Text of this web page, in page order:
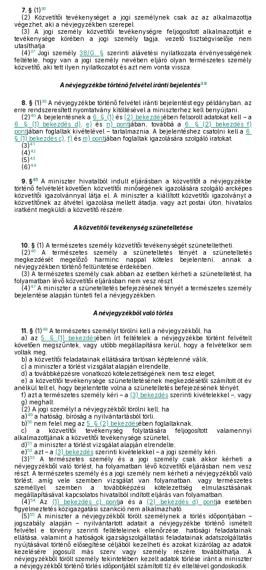
7. § (1)36
(2) Közvetítői tevékenységet a jogi személynek csak az az alkalmazottja
végezhet, aki a névjegyzékben szerepel.
(3) A jogi személy közvetítői tevékenységre feljogosított alkalmazottját e
tevékenysége körében a jogi személy tagja, vezető tisztségviselője nem
utasíthatja.
(4)37 Jogi személy38/G. § szerinti alávetési nyilatkozata érvényességének
feltétele, hogy van a jogi személy nevében eljáró olyan természetes személy
közvetítő, aki tett ilyen nyilatkozatot és azt nem vonta vissza.
A névjegyzékbe történő felvétel iránti bejelentés38
8. § (1)39 A névjegyzékbe történő felvétel iránti bejelentést egy példányban, az
erre rendszeresített nyomtatvány kitöltésével a miniszterhez kell benyújtani.
(2)40 A bejelentésnek a 6. § (1) és (2) bekezdésében felsorolt adatokat kell – a
6. § (1) bekezdés d) ,e) és n) pontjában, továbbá a 6. § (2) bekezdés f)
pontjában foglaltak kivételével – tartalmaznia. A bejelentéshez csatolni kell a 6.
§ (1) bekezdés c) f) és m) pontjában foglaltak igazolására szolgáló iratokat.
(3)41
(4)42
(5)43
(6)44
9. §45 A miniszter hivatalból indult eljárásban a közvetítőt a névjegyzékbe
történő felvételét követően közvetítői minőségének igazolására szolgáló arcképes
közvetítői igazolvánnyal látja el. A miniszter a kiállított közvetítői igazolványt a
közvetítőnek az átvétel igazolása mellett átadja, vagy azt postai úton, hivatalos
iratként megküldi a közvetítő részére.
A közvetítői tevékenység szüneteltetése
10. § (1) A természetes személy közvetítői tevékenységét szüneteltetheti.
(2)46
A természetes személy a szüneteltetés tényét a szüneteltetés
megkezdését megelőző harminc nappal köteles bejelenteni, annak a
névjegyzékben történő feltüntetése érdekében.
(3) A természetes személy csak abban az esetben kérheti a szüneteltetést, ha
folyamatban lévő közvetítői eljárásban nem vesz részt.
(4)47 A miniszter a szüneteltetés befejezésének tényét a természetes személy
bejelentése alapján tünteti fel a névjegyzékben.
A névjegyzékből való törlés
11. § (1)48 A természetes személyt törölni kell a névjegyzékből, ha
a) az5. § (1) bekezdésében írt feltételek a névjegyzékbe történt felvételt
követően megszűntek, vagy utóbb megállapításra kerül, hogy a felvételkor sem
voltak meg,
b) a közvetítői feladatainak ellátására tartósan képtelenné válik,
c) a miniszter a törlést vizsgálat alapján elrendelte,
d) a továbbképzésre vonatkozó kötelezettségének nem tesz eleget,
e) a közvetítői tevékenysége szüneteltetésének megkezdésétől számított öt év
anélkül telt el, hogy bejelentette volna a szüneteltetés befejezésének tényét,
f) azt a természetes személy kéri – a (3) bekezdés szerinti kivételekkel –, vagy
g) meghalt.
(2) A jogi személyt a névjegyzékből törölni kell, ha
a)49 a hatóság, bíróság a nyilvántartásból törli,
b)50 nem felel meg az 5. § (2) bekezdésében foglaltaknak,
c) a közvetítői tevékenység folytatására feljogosított valamennyi
alkalmazottjának a közvetítői tevékenysége szünetel,
d)51 a miniszter a törlést vizsgálat alapján elrendelte,
e)52 azt – a (3) bekezdés szerinti kivételekkel – a jogi személy kéri.
(3)53
A természetes személy és a jogi személy csak akkor kérheti a
névjegyzékből való törlést, ha folyamatban lévő közvetítői eljárásban nem vesz
részt. A természetes személy és a jogi személy nem kérheti a névjegyzékből való
törlést, amíg vele szemben vizsgálat van folyamatban, vagy természetes
személlyel szemben a továbbképzési kötelezettség elmulasztásának
megállapításával kapcsolatos hivatalból indított eljárás van folyamatban.
(4)54 Az (1) bekezdés c) pontja és a (2) bekezdés d) pontja esetében
figyelmeztetés közigazgatási szankció nem alkalmazható.
(5)55 A miniszter a névjegyzékből törölt személynek a törlés időpontjában –
jogszabály alapján – nyilvántartott adatait a névjegyzékbe történő ismételt
felvétel e törvény szerinti feltételeinek ellenőrzése, hatósági feladatainak
ellátása, valamint a hatóságok igazságszolgáltatási feladatainak adatszolgáltatás
nyújtásával történő elősegítése céljából kezelheti és azokat kizárólag az adatok
kezelésére jogosult más szerv vagy személy részére továbbíthatja. A
névjegyzékből törölt személy tekintetében kezelt adatok törlése iránt a miniszter
a névjegyzékből történő törlés időpontjától számított tíz év elteltével gondoskodik.